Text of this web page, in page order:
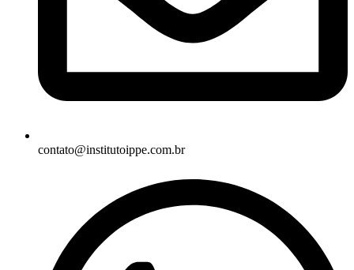
contato@institutoippe.com.br